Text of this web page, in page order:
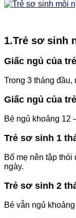
1.Trẻ sơ sinh
Giấc ngủ của
Trong 3 tháng đầu,
Giấc ngủ của
Bé ngủ khoảng 12
Trẻ sơ sinh 1
Bố mẹ nên tập
ngày.
Trẻ sơ sinh 2
Bé vẫn ngủ